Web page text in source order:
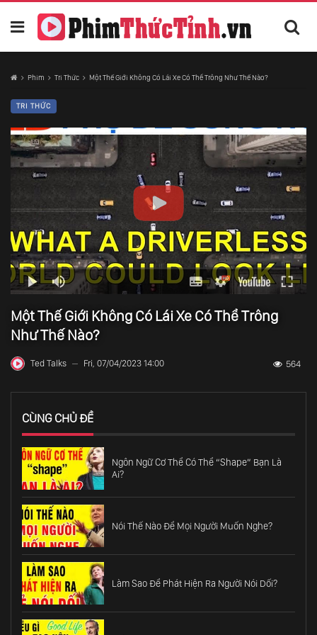
Phim Tri Thức Một Thế Giới Không Có Lái Xe Có Thể Trông Như Thế Nào?
TRI THỨC
Một Thế Giới Không Có Lái Xe Có Thể Trông
Như Thế Nào?
Ted Talks — Fri, 07/04/2023 14:00 564
CÙNG CHỦ ĐỀ
Ngôn Ngữ Cơ Thể Có Thể “Shape” Bạn Là
Ai?
Nói Thế Nào Để Mọi Người Muốn Nghe?
Làm Sao Để Phát Hiện Ra Người Nói Dối?